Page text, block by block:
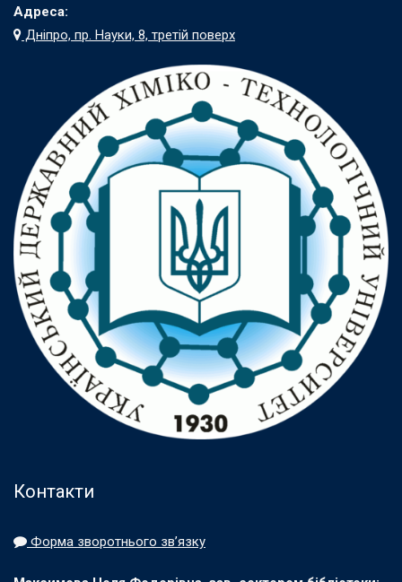
Адреса:
Дніпро, пр. Науки, 8, третій поверх
Контакти
Форма зворотнього зв’язку